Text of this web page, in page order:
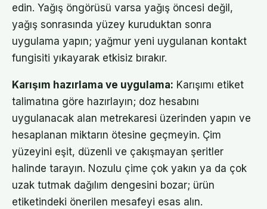
edin. Yağış öngörüsü varsa yağış öncesi değil,
yağış sonrasında yüzey kuruduktan sonra
uygulama yapın; yağmur yeni uygulanan kontakt
fungisiti yıkayarak etkisiz bırakır.
Karışım hazırlama ve uygulama: Karışımı etiket
talimatına göre hazırlayın; doz hesabını
uygulanacak alan metrekaresi üzerinden yapın ve
hesaplanan miktarın ötesine geçmeyin. Çim
yüzeyini eşit, düzenli ve çakışmayan şeritler
halinde tarayın. Nozulu çime çok yakın ya da çok
uzak tutmak dağılım dengesini bozar; ürün
etiketindeki önerilen mesafeyi esas alın.